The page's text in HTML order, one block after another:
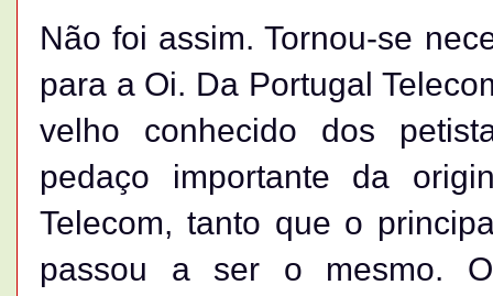
Não foi assim. Tornou-se
para a Oi. Da Portugal
velho conhecido dos
pedaço importante da
Telecom, tanto que o
passou a ser o mesmo.